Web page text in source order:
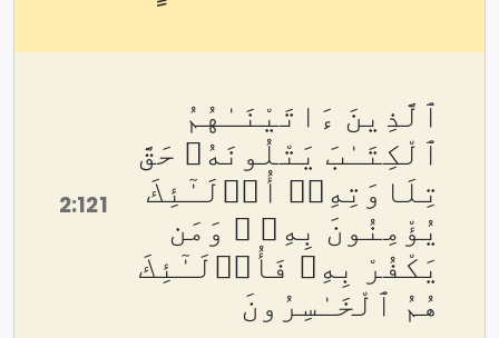
2:121
ٱلَّذِينَ ءَاتَيْنَـٰهُمُ
ٱلْكِتَـٰبَ يَتْلُونَهُۥ حَقَّ
تِلَاوَتِهِۦٓ أُو۟لَـٰٓئِكَ
يُؤْمِنُونَ بِهِۦ ۗ وَمَن
يَكْفُرْ بِهِۦ فَأُو۟لَـٰٓئِكَ
هُمُ ٱلْخَـٰسِرُونَ